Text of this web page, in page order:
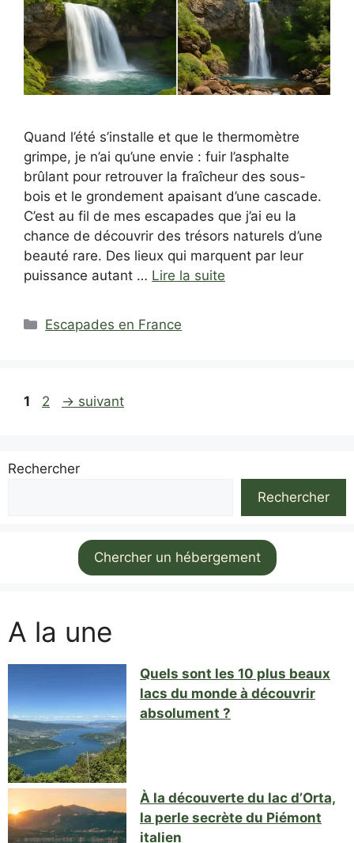
Quand l’été s’installe et que le thermomètre
grimpe, je n’ai qu’une envie : fuir l’asphalte
brûlant pour retrouver la fraîcheur des sous-
bois et le grondement apaisant d’une cascade.
C’est au fil de mes escapades que j’ai eu la
chance de découvrir des trésors naturels d’une
beauté rare. Des lieux qui marquent par leur
puissance autant … Lire la suite
Catégories
Escapades en France
Page
1 Page
2 → suivant
Rechercher
Rechercher
Chercher un hébergement
A la une
Quels sont les 10 plus beaux
lacs du monde à découvrir
absolument ?
À la découverte du lac d’Orta,
la perle secrète du Piémont
italien